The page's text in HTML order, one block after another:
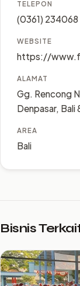
TELEPON
(0361) 234068
WEBSITE
https://
ALAMAT
Gg. Rencong
Denpasar,
AREA
Bali
Bisnis